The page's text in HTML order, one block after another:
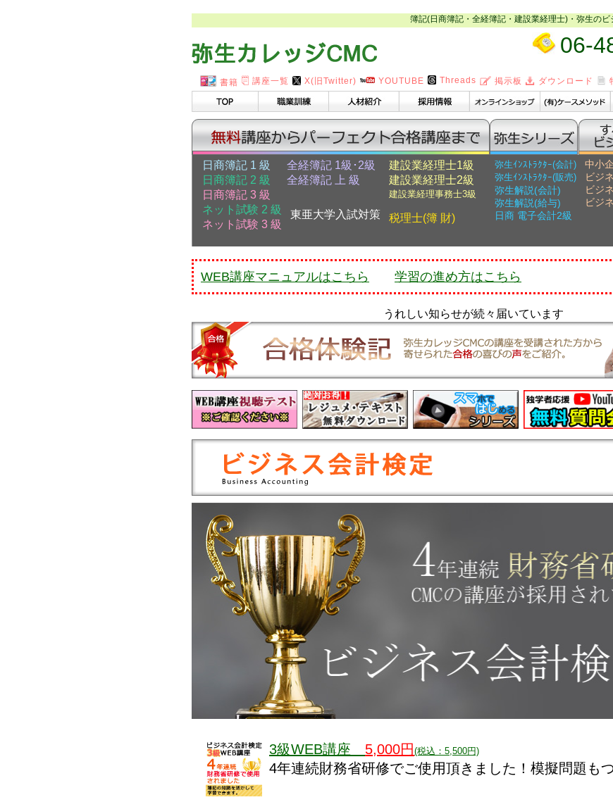
簿記(日商簿記・全経簿記・建設業経理士)・弥生の
06-
ダウンロード
掲示板
Threads
YOUTUBE
X(旧Twitter)
講座一覧
書籍
日商簿記 1 級
日商簿記 2 級
日商簿記 3 級
ネット試験 2 級
ネット試験 3 級
全経簿記 1級･2級
全経簿記 上 級
東亜大学入試対策
建設業経理士1級
建設業経理士2級
建設業経理事務士3級
税理士(簿 財)
弥生ｲﾝｽﾄﾗｸﾀｰ(会計)
弥生ｲﾝｽﾄﾗｸﾀｰ(販売)
弥生解説(会計)
弥生解説(給与)
日商 電子会計2級
中小
ビジ
ビジ
ビジ
WEB講座マニュアルはこちら 学習の進め方はこちら
うれしい知らせが続々届いています
3級WEB講座 5,000円(税込：5,500円)
4年連続財務省研修でご使用頂きました！模擬問題も